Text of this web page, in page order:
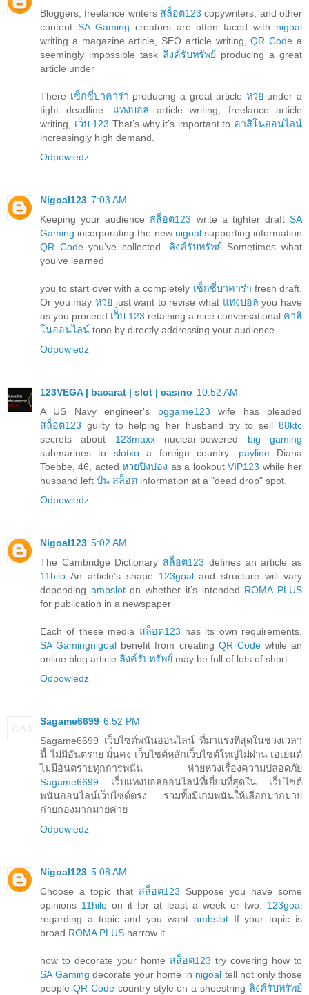
Bloggers, freelance writers สล็อต123 copywriters, and other
content SA Gaming creators are often faced with nigoal
writing a magazine article, SEO article writing,QR Code a
seemingly impossible task ลิงค์รับทรัพย์ producing a great
article under
There เซ็กซี่บาคาร่า producing a great article หวยunder a
tight deadline. แทงบอล article writing, freelance article
writing, เว็บ 123 That’s why it’s important to คาสิโนออนไลน์
increasingly high demand.
Odpowiedz
Nigoal123 7:03 AM
Keeping your audience สล็อต123 write a tighter draft SA
Gaming incorporating the new nigoalsupporting information
QR Codeyou’ve collected. ลิงค์รับทรัพย์Sometimes what
you’ve learned
you to start over with a completely เซ็กซี่บาคาร่า fresh draft.
Or you may หวยjust want to revise what แทงบอล you have
as you proceed เว็บ 123 retaining a nice conversational คาสิ
โนออนไลน์ tone by directly addressing your audience.
Odpowiedz
123VEGA | bacarat | slot | casino 10:52 AM
A US Navy engineer's pggame123 wife has pleaded
สล็อต123 guilty to helping her husband try to sell 88ktc
secrets about 123maxxnuclear-powered big gaming
submarines to slotxoa foreign country. paylineDiana
Toebbe, 46, actedหวยปิงปอง as a lookoutVIP123 while her
husband left ปั่น สล็อต information at a "dead drop" spot.
Odpowiedz
Nigoal123 5:02 AM
The Cambridge Dictionary สล็อต123 defines an article as
11hilo An article’s shape 123goaland structure will vary
depending ambsloton whether it’s intended ROMA PLUS
for publication in a newspaper
Each of these media สล็อต123 has its own requirements.
SA Gamingnigoal benefit from creating QR Codewhile an
online blog article ลิงค์รับทรัพย์ may be full of lots of short
Odpowiedz
Sagame6699 6:52 PM
Sagame6699 เว็บไซต์พนันออนไลน์ ที่มาแรงที่สุดในช่วงเวลา
นี้ ไม่มีอันตราย มั่นคง เว็บไซต์หลักเว็บไซต์ใหญ่ไม่ผ่าน เอเย่นต์
ไม่มีอันตรายทุกการพนัน ห่ายห่วงเรื่องความปลอดภัย
Sagame6699 เว็บแทงบอลออนไลน์ที่เยี่ยมที่สุดใน เว็บไซต์
พนันออนไลน์เว็บไซต์ตรง รวมทั้งมีเกมพนันให้เลือกมากมาย
ก่ายกองมากมายค่าย
Odpowiedz
Nigoal123 5:08 AM
Choose a topic that สล็อต123 Suppose you have some
opinions 11hilo on it for at least a week or two. 123goal
regarding a topic and you want ambslotIf your topic is
broad ROMA PLUS narrow it.
how to decorate your home สล็อต123 try covering how to
SA Gaming decorate your home in nigoal tell not only those
people QR Codecountry style on a shoestring ลิงค์รับทรัพย์